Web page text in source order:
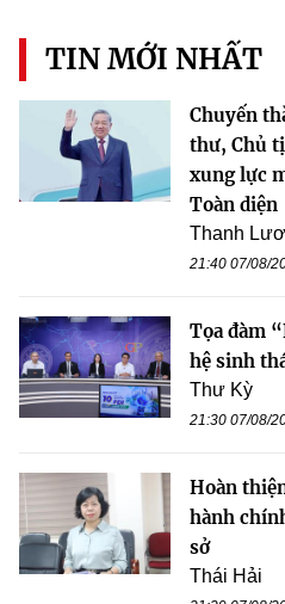
TIN MỚI NHẤT
Chuyến
thư, Chủ
xung lực
Toàn diện
Thanh
21:40 07/08/
Tọa đàm
hệ sinh
Thư Kỳ
21:30 07/08/
Hoàn
hành
sở
Thái Hải